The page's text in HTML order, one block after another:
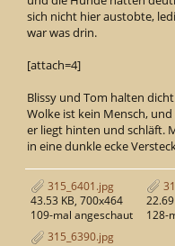
sich nicht hier austobte,
war was drin.
[attach=4]
Blissy und Tom halten
Wolke ist kein Mensch,
er liegt hinten und schläft.
in eine dunkle ecke
315_6401.jpg
43.53 KB, 700x464
109-mal angeschaut
128-
315_6390.jpg